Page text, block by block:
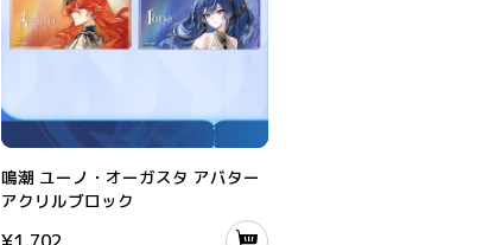
鳴潮 ユーノ・オーガスタ アバター
アクリルブロック